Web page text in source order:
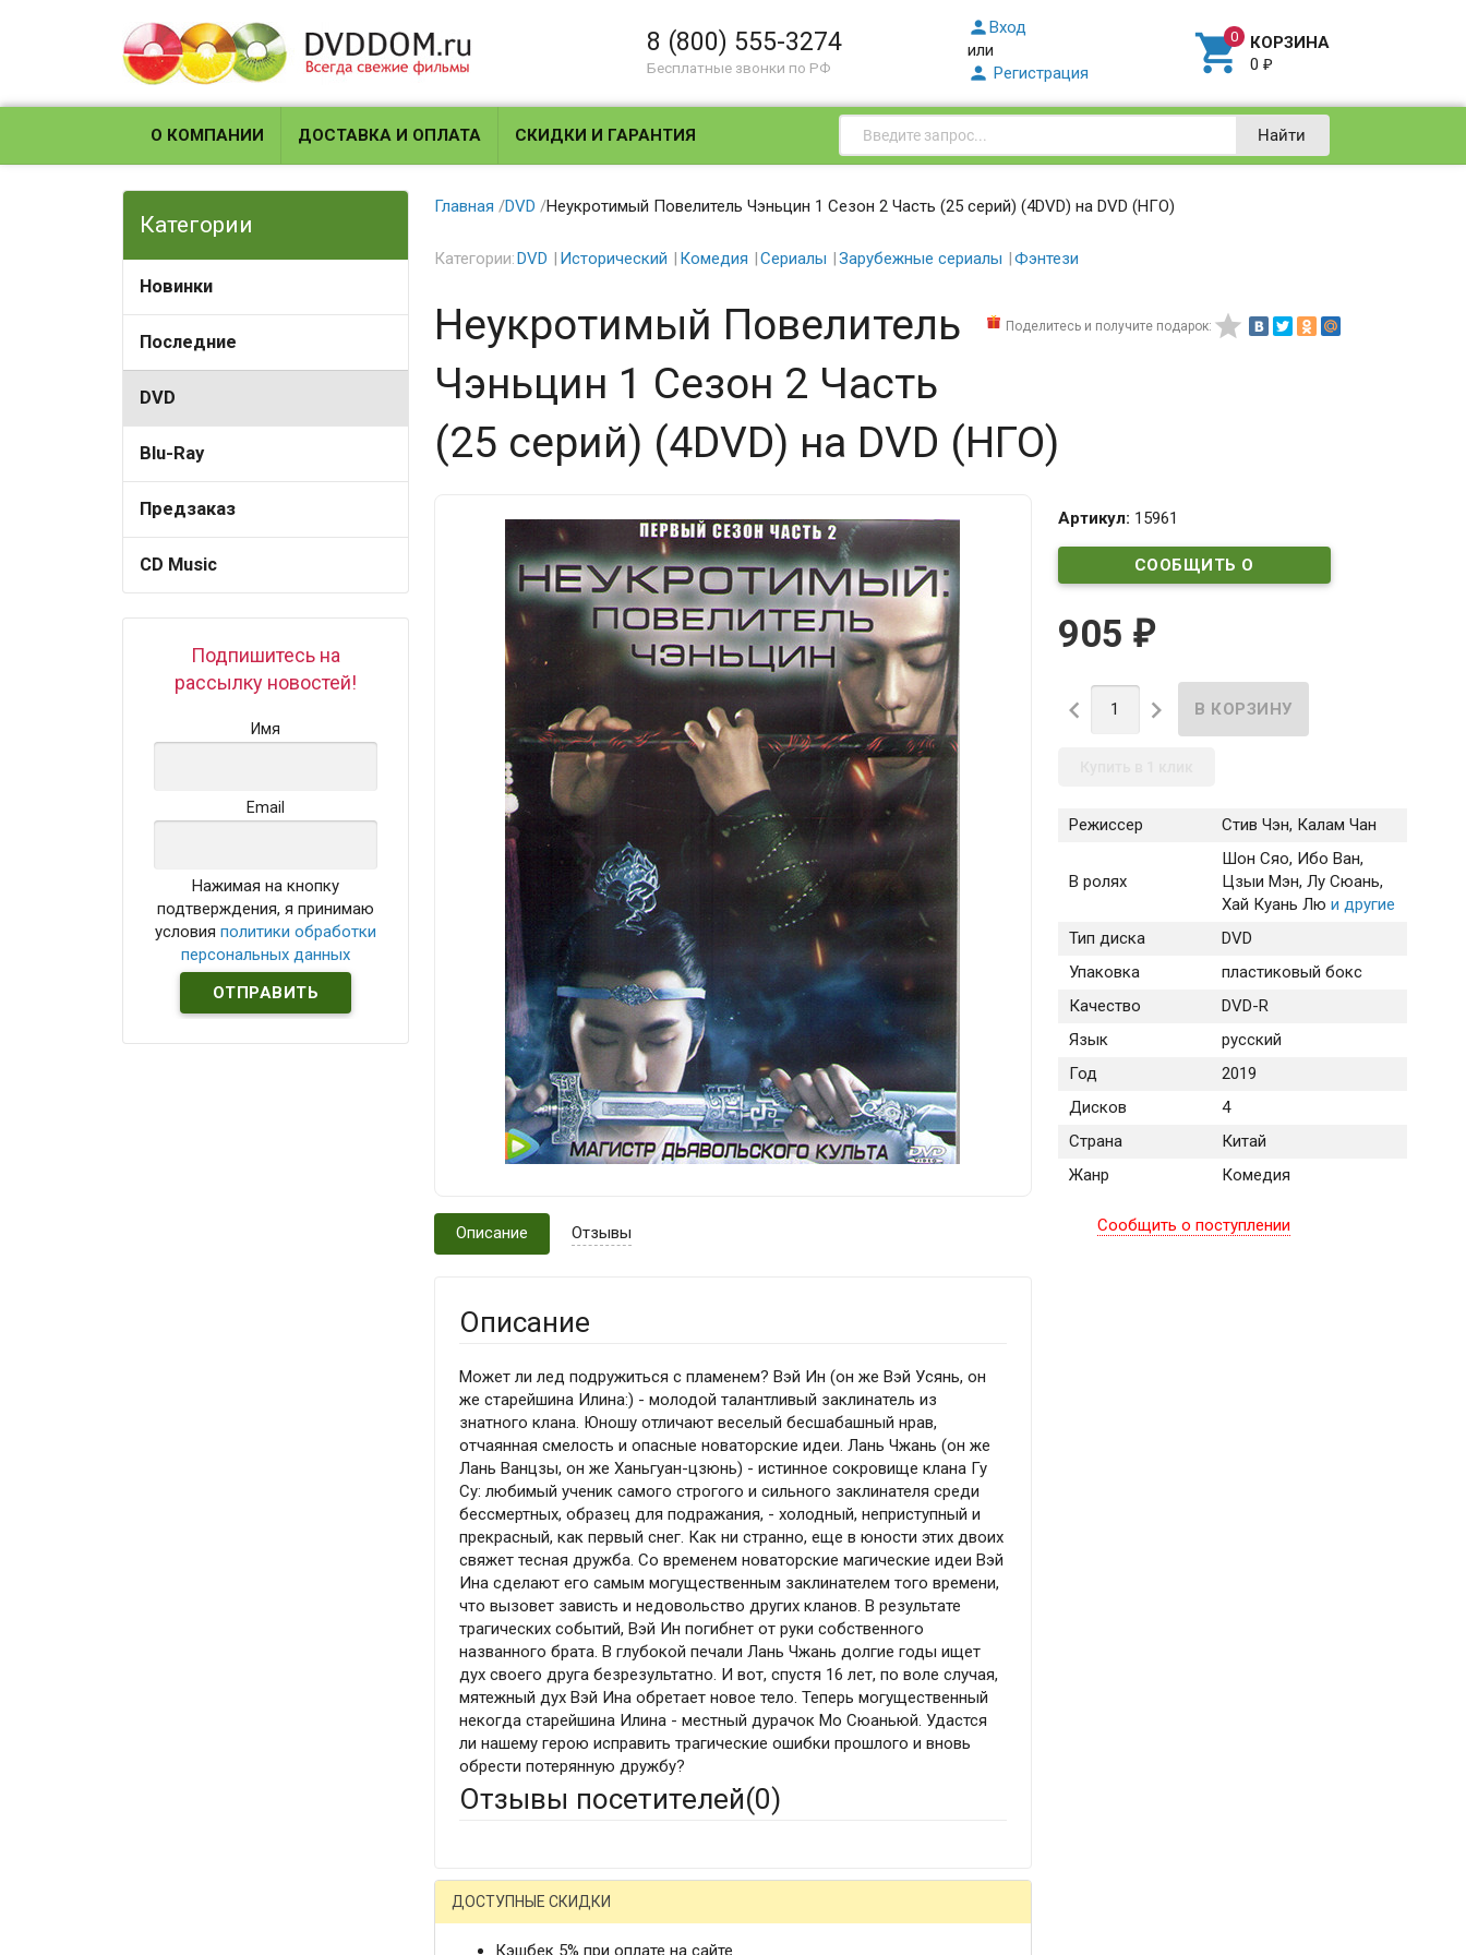
8 (800) 555-3274
Бесплатные звонки по РФ
Вход
или
 Регистрация  КОРЗИНА
0₽
О КОМПАНИИ ДОСТАВКА И ОПЛАТА СКИДКИ И ГАРАНТИЯ Найти
Категории
Новинки
Последние
DVD
Blu-Ray
Предзаказ
CD Music
Подпишитесь на
рассылку новостей!
Имя
Email
Нажимая на кнопку
подтверждения, я принимаю
условияполитики обработки
персональных данных
Главная /DVD /Неукротимый Повелитель Чэньцин 1 Сезон 2 Часть (25 серий) (4DVD) на DVD (НГО)
Категории:DVD Исторический Комедия Сериалы Зарубежные сериалы Фэнтези
Поделитесь и получите подарок: 
Неукротимый Повелитель
Чэньцин 1 Сезон 2 Часть
(25 серий) (4DVD) на DVD (НГО)
Артикул: 15961
СООБЩИТЬ О
905 ₽
 
Режиссер Стив Чэн, Калам Чан
В ролях
Шон Сяо, Ибо Ван,
Цзыи Мэн, Лу Сюань,
Хай Куань Лю и другие
Тип диска
DVD
Упаковка
пластиковый бокс
Качество
DVD-R
Язык
русский
Год
2019
Дисков
4
Страна
Китай
Жанр
Комедия
Сообщить о поступлении
Описание Отзывы
Описание
Может ли лед подружиться с пламенем? Вэй Ин (он же Вэй Усянь, он
же cтарейшина Илина:) - молодой талантливый заклинатель из
знатного клана. Юношу отличают веселый бесшабашный нрав,
отчаянная смелость и опасные новаторские идеи. Лань Чжань (он же
Лань Ванцзы, он же Ханьгуан-цзюнь) - истинное сокровище клана Гу
Су: любимый ученик самого строгого и сильного заклинателя среди
бессмертных, образец для подражания, - холодный, неприступный и
прекрасный, как первый снег. Как ни странно, еще в юности этих двоих
свяжет тесная дружба. Со временем новаторские магические идеи Вэй
Ина сделают его самым могущественным заклинателем того времени,
что вызовет зависть и недовольство других кланов. В результате
трагических событий, Вэй Ин погибнет от руки собственного
названного брата. В глубокой печали Лань Чжань долгие годы ищет
дух своего друга безрезультатно. И вот, спустя 16 лет, по воле случая,
мятежный дух Вэй Ина обретает новое тело. Теперь могущественный
некогда старейшина Илина - местный дурачок Мо Сюаньюй. Удастся
ли нашему герою исправить трагические ошибки прошлого и вновь
обрести потерянную дружбу?
Отзывы посетителей(0)
ДОСТУПНЫЕ СКИДКИ
Кэшбек 5% при оплате на сайте